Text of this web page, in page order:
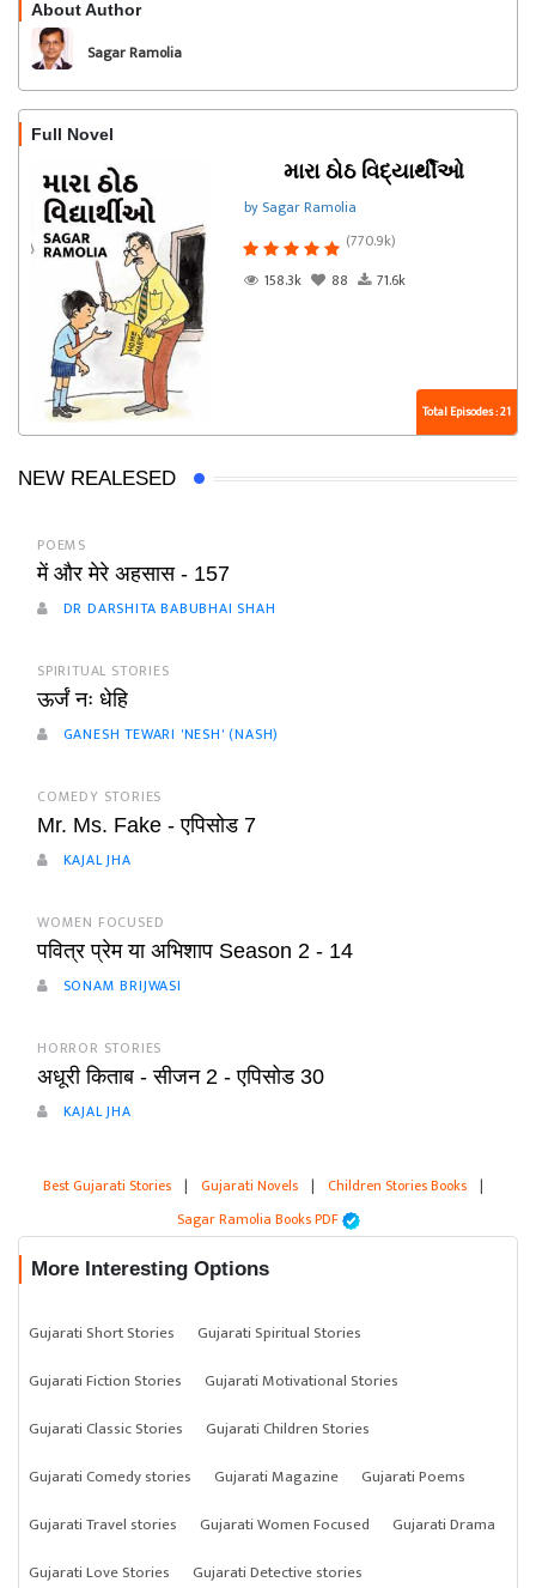
About Author
Sagar Ramolia
Full Novel
મારા ઠોઠ વિદ્યાર્થીઓ
by Sagar Ramolia
(770.9k)
158.3k
88 71.6k
Total Episodes : 21
NEW REALESED
POEMS
में और मेरे अहसास - 157
DR DARSHITA BABUBHAI SHAH
SPIRITUAL STORIES
ऊर्जं नः धेहि
GANESH TEWARI 'NESH' (NASH)
COMEDY STORIES
Mr. Ms. Fake - एपिसोड 7
KAJAL JHA
WOMEN FOCUSED
पवित्र प्रेम या अभिशाप Season 2 - 14
SONAM BRIJWASI
HORROR STORIES
अधूरी किताब - सीजन 2 - एपिसोड 30
KAJAL JHA
Best Gujarati Stories | Gujarati Novels | Children Stories Books |
Sagar Ramolia Books PDF
More Interesting Options
Gujarati Short Stories
Gujarati Spiritual Stories
Gujarati Fiction Stories
Gujarati Motivational Stories
Gujarati Classic Stories
Gujarati Children Stories
Gujarati Comedy stories
Gujarati Magazine
Gujarati Poems
Gujarati Travel stories
Gujarati Women Focused
Gujarati Drama
Gujarati Love Stories
Gujarati Detective stories